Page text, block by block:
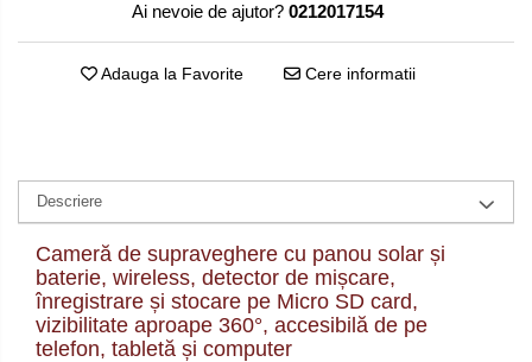
Ai nevoie de ajutor? 0212017154
Adauga la Favorite Cere informatii
Descriere
Cameră de supraveghere cu panou solar și
baterie, wireless, detector de mișcare,
înregistrare și stocare pe Micro SD card,
vizibilitate aproape 360°, accesibilă de pe
telefon, tabletă și computer